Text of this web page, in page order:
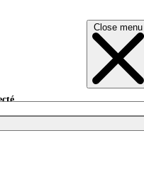
Close menu